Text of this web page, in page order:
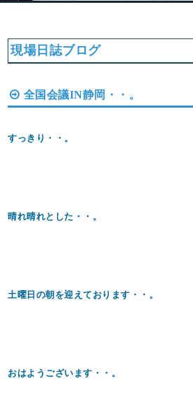
現場日誌ブログ
全国会議IN静岡・・。
すっきり・・。
晴れ晴れとした・・。
土曜日の朝を迎えております・・。
おはようございます・・。